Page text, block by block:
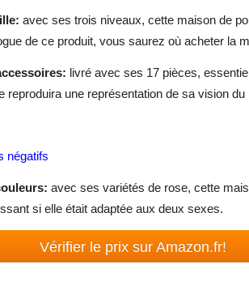
avec ses trois niveaux, cette maison de
de ce produit, vous saurez où acheter la
livré avec ses 17 pièces,
reproduira une représentation de sa vision
négatifs
avec ses variétés de rose, cette
si elle était adaptée aux deux sexes.
Vérifier le prix sur Amazon.fr!